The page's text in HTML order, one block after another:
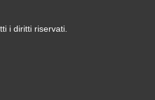
i diritti riservati.